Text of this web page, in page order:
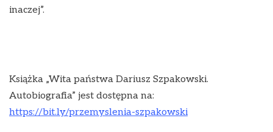
inaczej”.
Książka „Wita państwa Dariusz Szpakowski.
Autobiografia” jest dostępna na:
https://bit.ly/przemyslenia-szpakowski